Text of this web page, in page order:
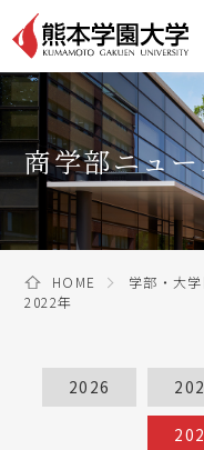
商学部ニュ
HOME 学部・大学
2022年
2026